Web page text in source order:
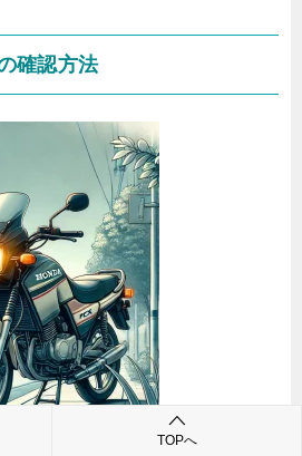
確認方法
TOPへ